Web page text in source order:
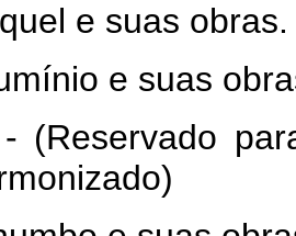
e suas obras.
e suas
para